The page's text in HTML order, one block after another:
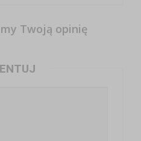
Twoją opinię